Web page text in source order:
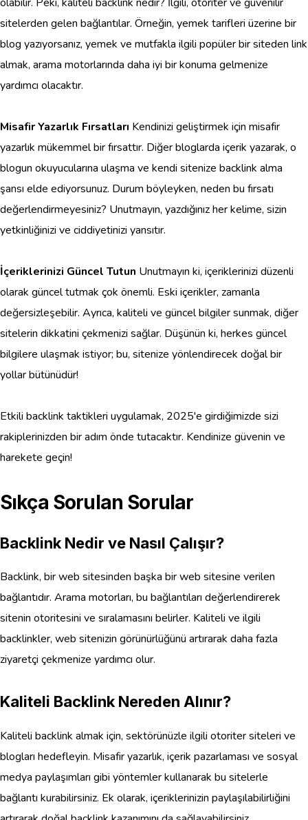
sitelerden gelen bağlantılar. Örneğin, yemek tarifleri üzerine bir
blog yazıyorsanız, yemek ve mutfakla ilgili popüler bir siteden link
almak, arama motorlarında daha iyi bir konuma gelmenize
yardımcı olacaktır.
Misafir Yazarlık Fırsatları Kendinizi geliştirmek için misafir
yazarlık mükemmel bir fırsattır. Diğer bloglarda içerik yazarak, o
blogun okuyucularına ulaşma ve kendi sitenize backlink alma
şansı elde ediyorsunuz. Durum böyleyken, neden bu fırsatı
değerlendirmeyesiniz? Unutmayın, yazdığınız her kelime, sizin
yetkinliğinizi ve ciddiyetinizi yansıtır.
İçeriklerinizi Güncel Tutun Unutmayın ki, içeriklerinizi düzenli
olarak güncel tutmak çok önemli. Eski içerikler, zamanla
değersizleşebilir. Ayrıca, kaliteli ve güncel bilgiler sunmak, diğer
sitelerin dikkatini çekmenizi sağlar. Düşünün ki, herkes güncel
bilgilere ulaşmak istiyor; bu, sitenize yönlendirecek doğal bir
yollar bütünüdür!
Etkili backlink taktikleri uygulamak, 2025'e girdiğimizde sizi
rakiplerinizden bir adım önde tutacaktır. Kendinize güvenin ve
harekete geçin!
Sıkça Sorulan Sorular
Backlink Nedir ve Nasıl Çalışır?
Backlink, bir web sitesinden başka bir web sitesine verilen
bağlantıdır. Arama motorları, bu bağlantıları değerlendirerek
sitenin otoritesini ve sıralamasını belirler. Kaliteli ve ilgili
backlinkler, web sitenizin görünürlüğünü artırarak daha fazla
ziyaretçi çekmenize yardımcı olur.
Kaliteli Backlink Nereden Alınır?
Kaliteli backlink almak için, sektörünüzle ilgili otoriter siteleri ve
blogları hedefleyin. Misafir yazarlık, içerik pazarlaması ve sosyal
medya paylaşımları gibi yöntemler kullanarak bu sitelerle
bağlantı kurabilirsiniz. Ek olarak, içeriklerinizin paylaşılabilirliğini